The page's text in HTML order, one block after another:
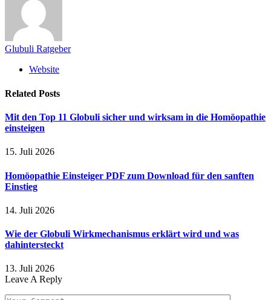
Glubuli Ratgeber
Website
Related Posts
Mit den Top 11 Globuli sicher und wirksam in die Homöopathie
einsteigen
15. Juli 2026
Homöopathie Einsteiger PDF zum Download für den sanften
Einstieg
14. Juli 2026
Wie der Globuli Wirkmechanismus erklärt wird und was
dahintersteckt
13. Juli 2026
Leave A Reply